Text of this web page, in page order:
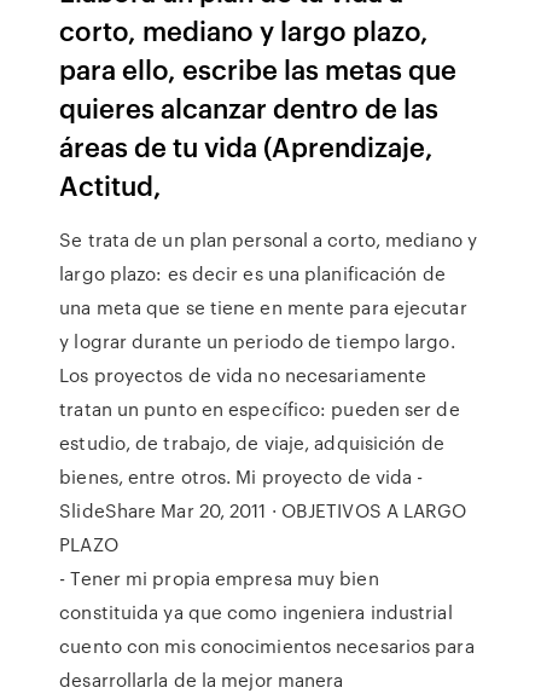
corto, mediano y largo plazo,
para ello, escribe las metas que
quieres alcanzar dentro de las
áreas de tu vida (Aprendizaje,
Actitud,
Se trata de un plan personal a corto, mediano y
largo plazo: es decir es una planificación de
una meta que se tiene en mente para ejecutar
y lograr durante un periodo de tiempo largo.
Los proyectos de vida no necesariamente
tratan un punto en específico: pueden ser de
estudio, de trabajo, de viaje, adquisición de
bienes, entre otros. Mi proyecto de vida -
SlideShare Mar 20, 2011 · OBJETIVOS A LARGO
PLAZO
- Tener mi propia empresa muy bien
constituida ya que como ingeniera industrial
cuento con mis conocimientos necesarios para
desarrollarla de la mejor manera